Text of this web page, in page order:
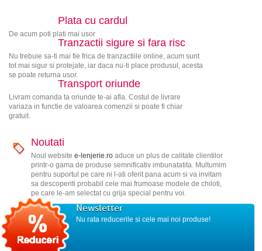
Plata cu cardul
De acum poti plati mai usor
Tranzactii sigure si fara risc
Nu trebuie sa-ti mai fie frica de tranzactiile online, acum sunt
tot mai sigur si protejate, iar daca nu-ti place produsul, acesta
se poate returna usor.
Transport oriunde
Livram comanda ta oriunde te-ai afla. Costul de livrare
variaza in functie de valoarea comenzii si poate fi chiar
gratuit.
Noutati
Noul website e-lenjerie.roaduce un plus de calitate clientilor
printr-o gama de produse semnificativ imbunatatita. Multumim
pentru suportul pe care ni l-ati oferit pana acum si va invitam
sa descoperiti probabil cele mai frumoase modele de chiloti,
pe care le-am selectat cu grija special pentru voi.
Newsletter
Nu rata reducerile si cele mai noi produse!